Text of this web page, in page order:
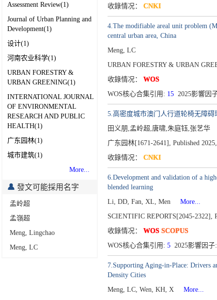
Assessment Review(1)
Journal of Urban Planning and
Development(1)
设计(1)
河南农业科学(1)
URBAN FORESTRY &
URBAN GREENING(1)
INTERNATIONAL JOURNAL
OF ENVIRONMENTAL
RESEARCH AND PUBLIC
HEALTH(1)
广东园林(1)
城市建筑(1)
More...
發文可能採用名字
孟岭超
孟嶺超
Meng, Lingchao
Meng, LC
收錄情况： CNKI
4.The modifiable areal unit problem
central urban area, China
Meng, LC
URBAN FORESTRY & URBAN
收錄情况： WOS
WOS核心合集引用: 152025影響因
5.高密度城市澳门人行道轮椅无障
田义朋,孟岭超,唐啸,朱庭钰,张艺华
广东园林[1671-2641], Published 2025,
收錄情况： CNKI
6.Development and validation of a
blended learning
Li, DD, Fan, XL, Men
More...
SCIENTIFIC REPORTS[2045-2322],
收錄情况： WOS SCOPUS
WOS核心合集引用: 52025影響因
7.Supporting Aging-in-Place: Drivers
Density Cities
Meng, LC, Wen, KH, X
More...